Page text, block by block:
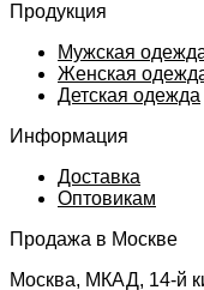
Продукция
Мужская
Женская
Детская одежда
Информация
Доставка
Оптовикам
Продажа в Москве
Москва, МКАД, 14-й